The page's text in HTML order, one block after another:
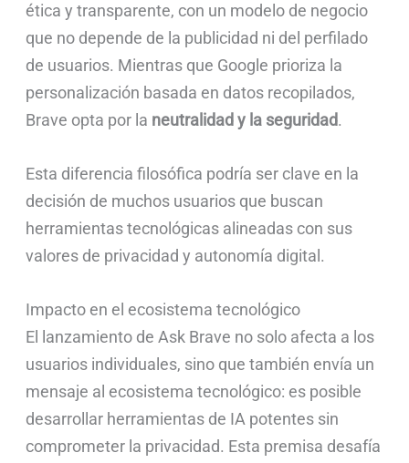
ética y transparente, con un modelo de negocio
que no depende de la publicidad ni del perfilado
de usuarios. Mientras que Google prioriza la
personalización basada en datos recopilados,
Brave opta por la neutralidad y la seguridad.
Esta diferencia filosófica podría ser clave en la
decisión de muchos usuarios que buscan
herramientas tecnológicas alineadas con sus
valores de privacidad y autonomía digital.
Impacto en el ecosistema tecnológico
El lanzamiento de Ask Brave no solo afecta a los
usuarios individuales, sino que también envía un
mensaje al ecosistema tecnológico: es posible
desarrollar herramientas de IA potentes sin
comprometer la privacidad. Esta premisa desafía